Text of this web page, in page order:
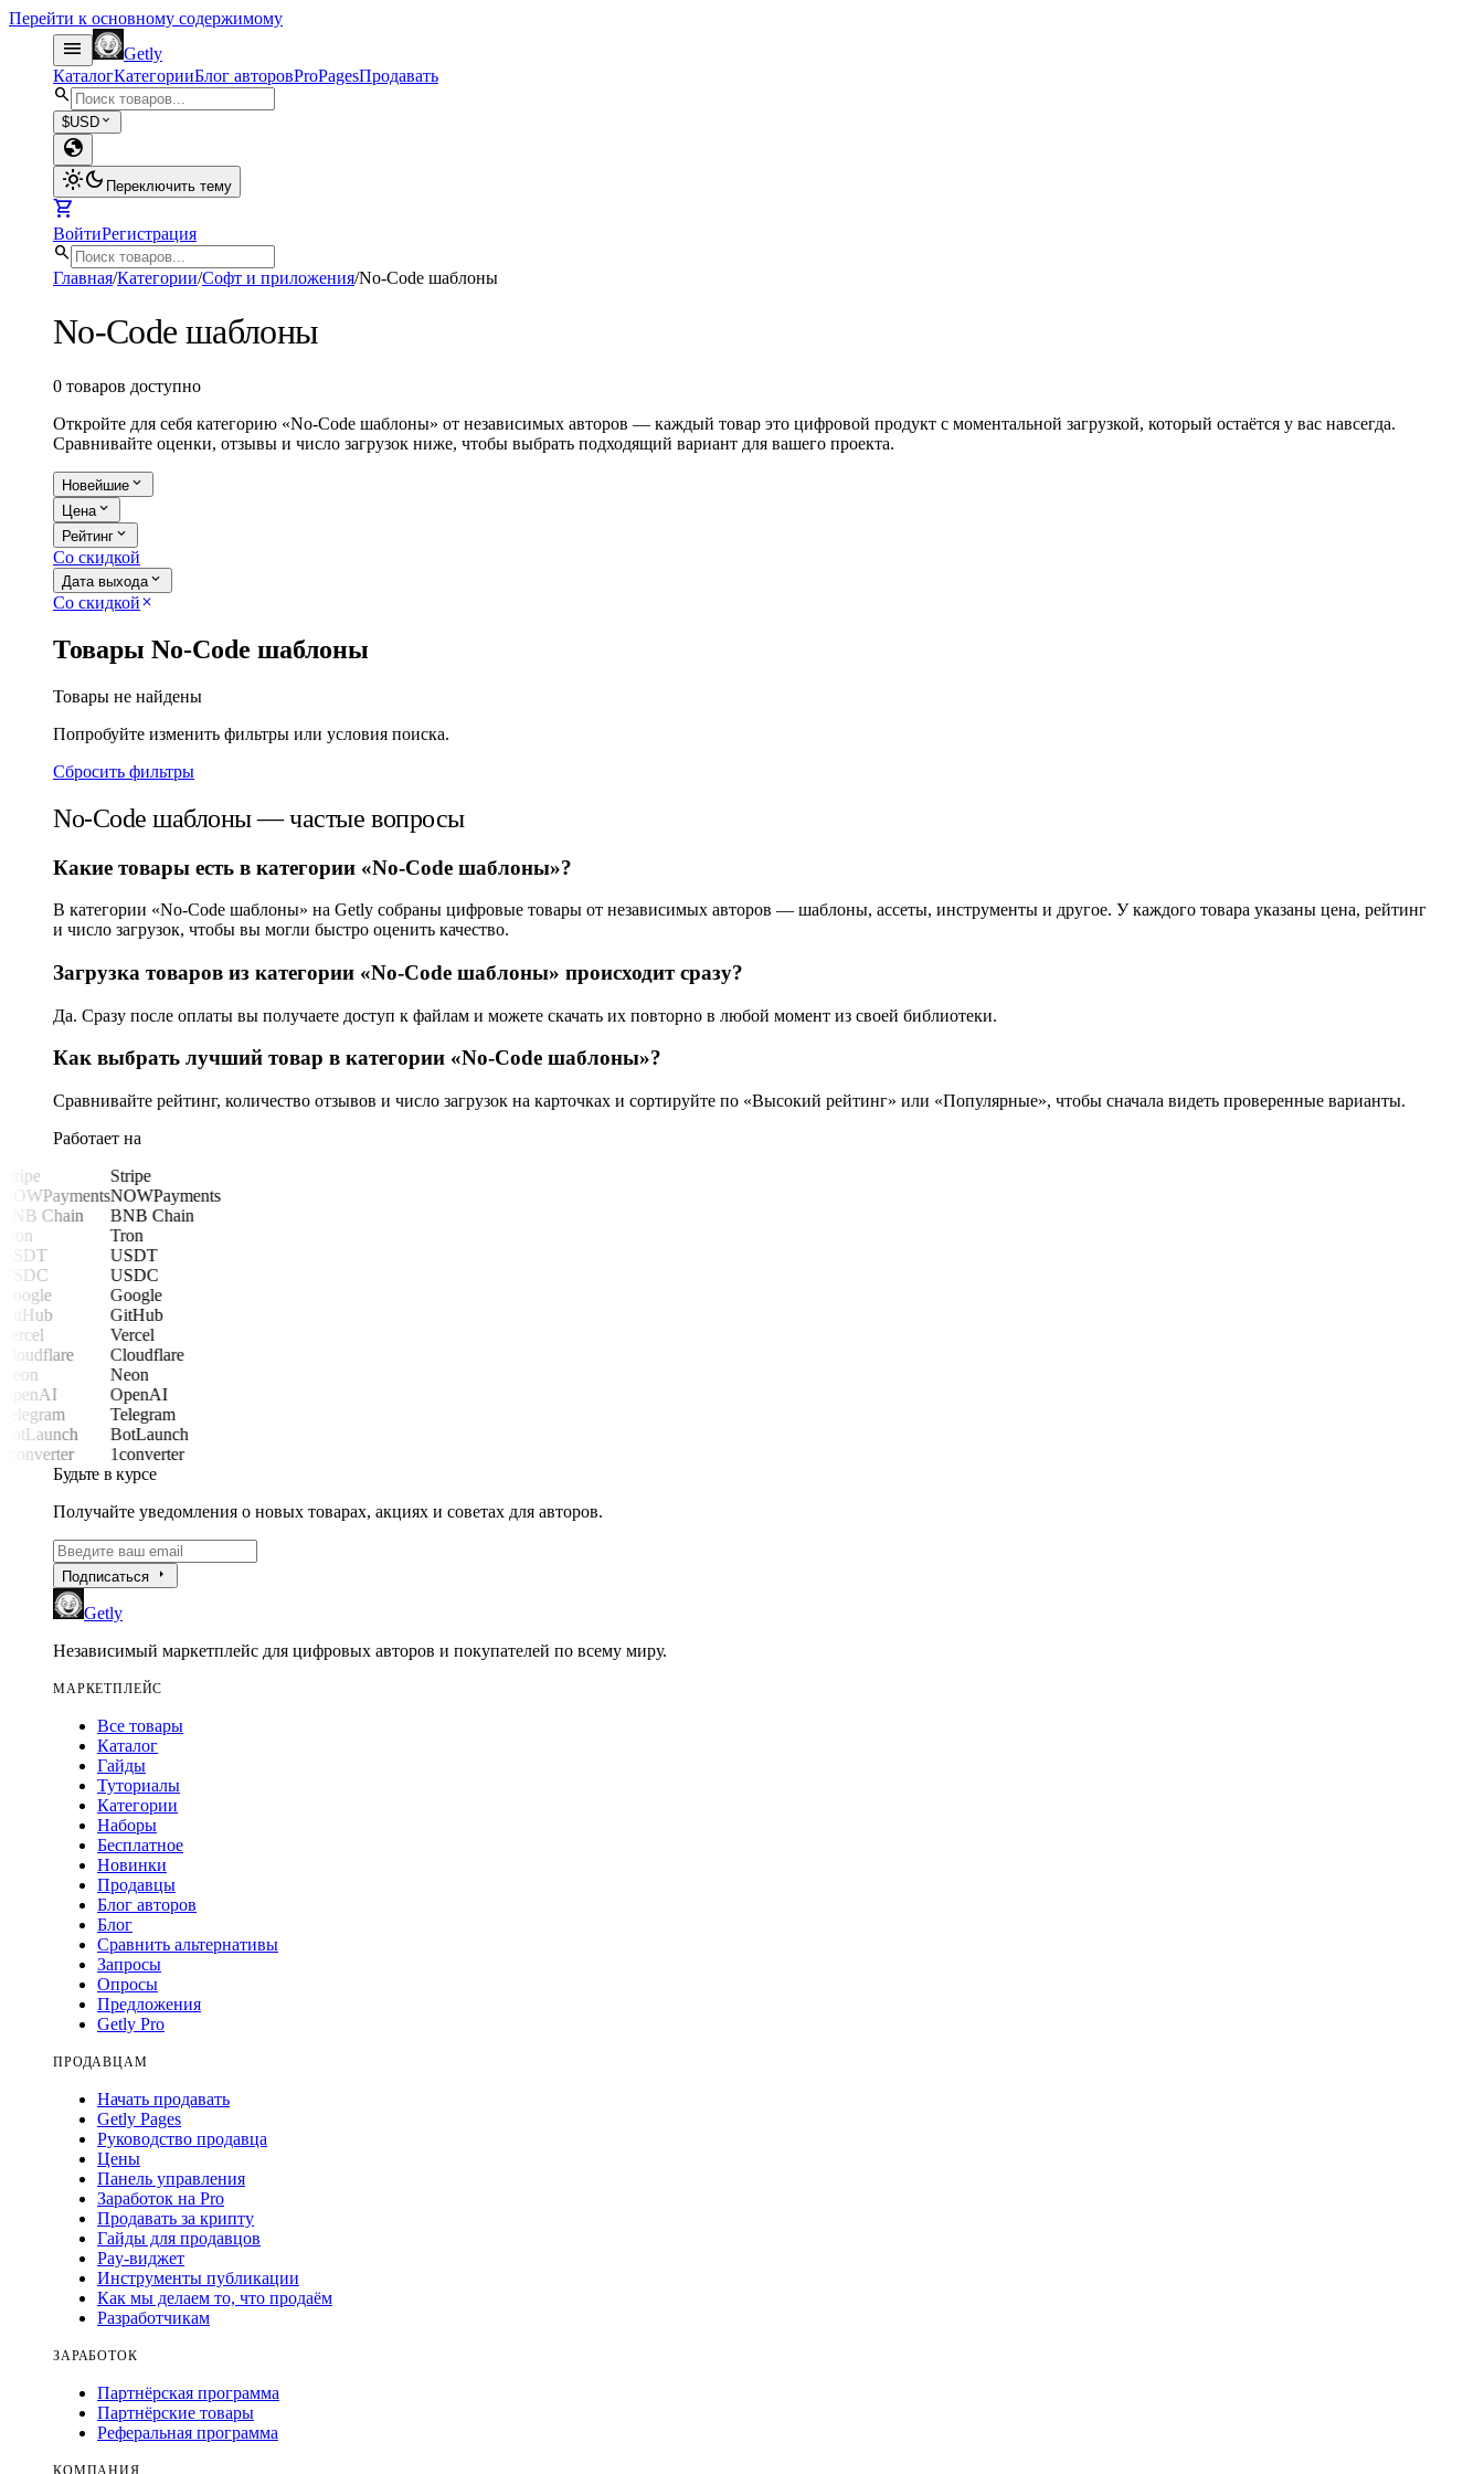
Перейти к основному содержимому
menu
Getly
КаталогКатегорииБлог авторовProPagesПродавать
search
$USD expand_more
globe
light_modedark_mode Переключить тему
shopping_cart
ВойтиРегистрация
search
Главная/Категории/Софт и приложения/No-Code шаблоны
No-Code шаблоны
0 товаров доступно
Откройте для себя категорию «No-Code шаблоны» от независимых авторов — каждый товар это цифровой продукт с моментальной загрузкой, который остаётся у вас навсегда.
Сравнивайте оценки, отзывы и число загрузок ниже, чтобы выбрать подходящий вариант для вашего проекта.
Новейшие expand_more
Цена expand_more
Рейтинг expand_more
Со скидкой
Дата выхода expand_more
Со скидкой close
Товары No-Code шаблоны
Товары не найдены
Попробуйте изменить фильтры или условия поиска.
Сбросить фильтры
No-Code шаблоны — частые вопросы
Какие товары есть в категории «No-Code шаблоны»?
В категории «No-Code шаблоны» на Getly собраны цифровые товары от независимых авторов — шаблоны, ассеты, инструменты и другое. У каждого товара указаны цена, рейтинг
и число загрузок, чтобы вы могли быстро оценить качество.
Загрузка товаров из категории «No-Code шаблоны» происходит сразу?
Да. Сразу после оплаты вы получаете доступ к файлам и можете скачать их повторно в любой момент из своей библиотеки.
Как выбрать лучший товар в категории «No-Code шаблоны»?
Сравнивайте рейтинг, количество отзывов и число загрузок на карточках и сортируйте по «Высокий рейтинг» или «Популярные», чтобы сначала видеть проверенные варианты.
Работает на
Stripe
NOWPayments
BNB Chain
Tron
USDT
USDC
Google
GitHub
Vercel
Cloudflare
Neon
OpenAI
Telegram
BotLaunch
1converter
Stripe
NOWPayments
BNB Chain
Tron
USDT
USDC
Google
GitHub
Vercel
Cloudflare
Neon
OpenAI
Telegram
BotLaunch
1converter
Будьте в курсе
Получайте уведомления о новых товарах, акциях и советах для авторов.
Подписаться arrow_right
Getly
Независимый маркетплейс для цифровых авторов и покупателей по всему миру.
МАРКЕТПЛЕЙС
Все товары
Каталог
Гайды
Туториалы
Категории
Наборы
Бесплатное
Новинки
Продавцы
Блог авторов
Блог
Сравнить альтернативы
Запросы
Опросы
Предложения
Getly Pro
ПРОДАВЦАМ
Начать продавать
Getly Pages
Руководство продавца
Цены
Панель управления
Заработок на Pro
Продавать за крипту
Гайды для продавцов
Pay-виджет
Инструменты публикации
Как мы делаем то, что продаём
Разработчикам
ЗАРАБОТОК
Партнёрская программа
Партнёрские товары
Реферальная программа
КОМПАНИЯ